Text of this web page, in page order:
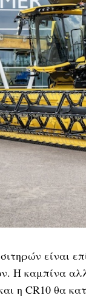
είναι
Η καμπίνα
η CR10 θα